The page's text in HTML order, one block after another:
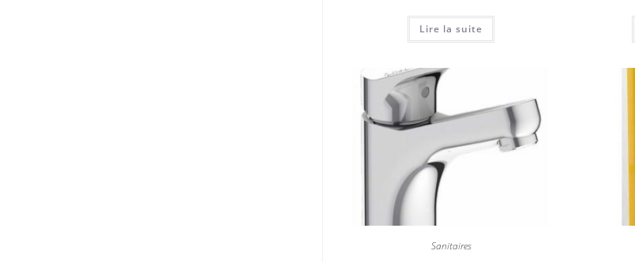
Lire la suite
Sanitaires